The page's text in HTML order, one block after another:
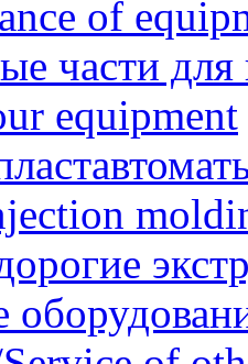
of
части для
equipment